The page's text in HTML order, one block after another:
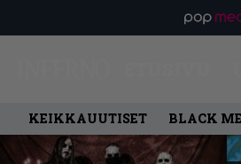
KEIKKAUUTISET BLACK